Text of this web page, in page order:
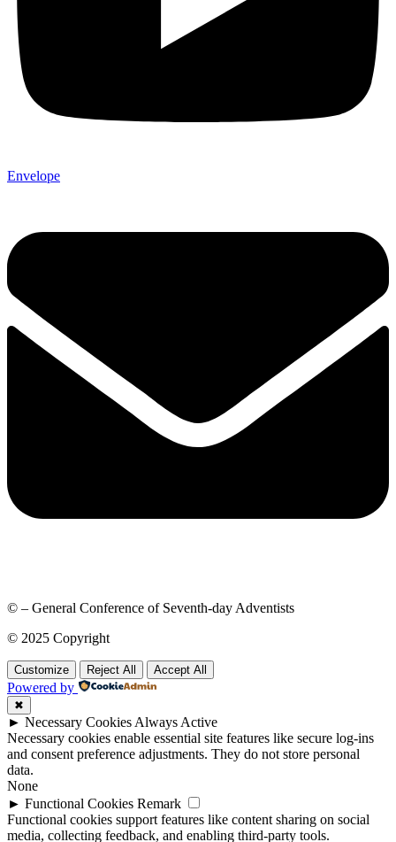
Envelope
© – General Conference of Seventh-day Adventists
© 2025 Copyright
Customize Reject All Accept All
Powered by
✖
► Necessary Cookies Always Active
Necessary cookies enable essential site features like secure log-ins
and consent preference adjustments. They do not store personal
data.
None
► Functional Cookies Remark
Functional cookies support features like content sharing on social
media, collecting feedback, and enabling third-party tools.